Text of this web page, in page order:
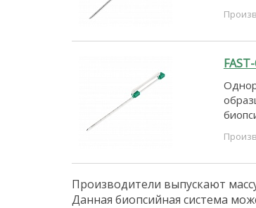
Производители выпускают
Данная биопсийная система